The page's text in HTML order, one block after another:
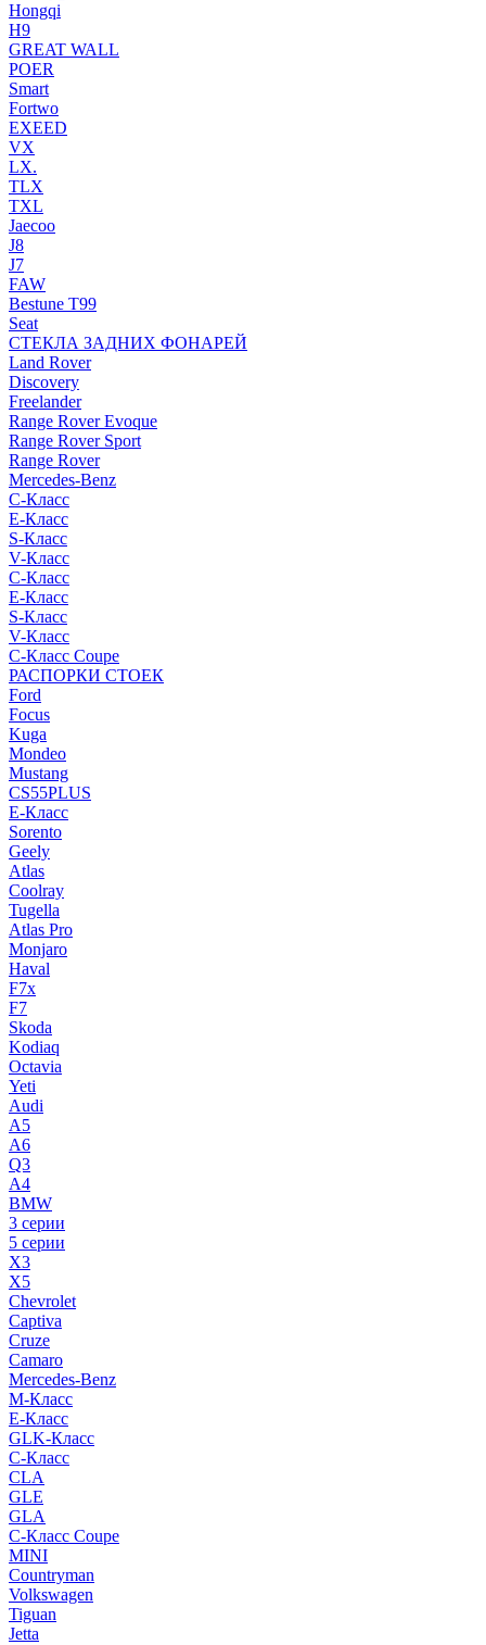
Hongqi
H9
GREAT WALL
POER
Smart
Fortwo
EXEED
VX
LX.
TLX
TXL
Jaecoo
J8
J7
FAW
Bestune T99
Seat
СТЕКЛА ЗАДНИХ ФОНАРЕЙ
Land Rover
Discovery
Freelander
Range Rover Evoque
Range Rover Sport
Range Rover
Mercedes-Benz
C-Класс
E-Класс
S-Класс
V-Класс
C-Класс
E-Класс
S-Класс
V-Класс
C-Класс Coupe
РАСПОРКИ СТОЕК
Ford
Focus
Kuga
Mondeo
Mustang
CS55PLUS
E-Класс
Sorento
Geely
Atlas
Coolray
Tugella
Atlas Pro
Monjaro
Haval
F7x
F7
Skoda
Kodiaq
Octavia
Yeti
Audi
A5
A6
Q3
A4
BMW
3 серии
5 серии
X3
X5
Chevrolet
Captiva
Cruze
Camaro
Mercedes-Benz
M-Класс
E-Класс
GLK-Класс
C-Класс
CLA
GLE
GLA
C-Класс Coupe
MINI
Countryman
Volkswagen
Tiguan
Jetta